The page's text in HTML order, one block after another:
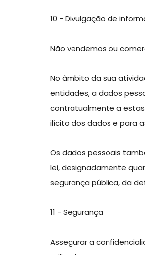
10 - Divulgação de
Não vendemos ou
No âmbito da sua
entidades, a dados
contratualmente a
ilícito dos dados e para
Os dados pessoais
lei, designadamente
segurança pública, da
11 - Segurança
Assegurar a